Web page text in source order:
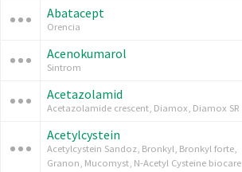
Abatacept
Orencia
Acenokumarol
Sintrom
Acetazolamid
Acetazolamide crescent, Diamox, Diamox SR
Acetylcystein
Acetylcystein Sandoz, Bronkyl, Bronkyl forte,
Granon, Mucomyst, N-Acetyl Cysteine biocare